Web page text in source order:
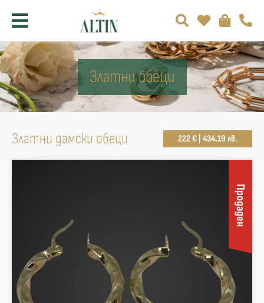
Златни обеци
Златни дамски обеци 222 € | 434.19 лв.
Продаден